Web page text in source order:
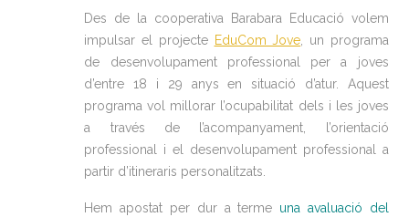
Des de la cooperativa Barabara Educació volem
impulsar el projecte EduCom Jove , un programa
de desenvolupament professional per a joves
d’entre 18 i 29 anys en situació d’atur. Aquest
programa vol millorar l’ocupabilitat dels i les joves
a través de l’acompanyament, l’orientació
professional i el desenvolupament professional a
partir d’itineraris personalitzats.
Hem apostat per dur a terme una avaluació del